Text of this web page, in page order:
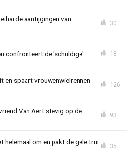
aantijgingen van
30
confronteert de 'schuldige' 18
en spaart vrouwenwielrennen
126
Van Aert stevig op de
93
helemaal om en pakt de gele trui
35